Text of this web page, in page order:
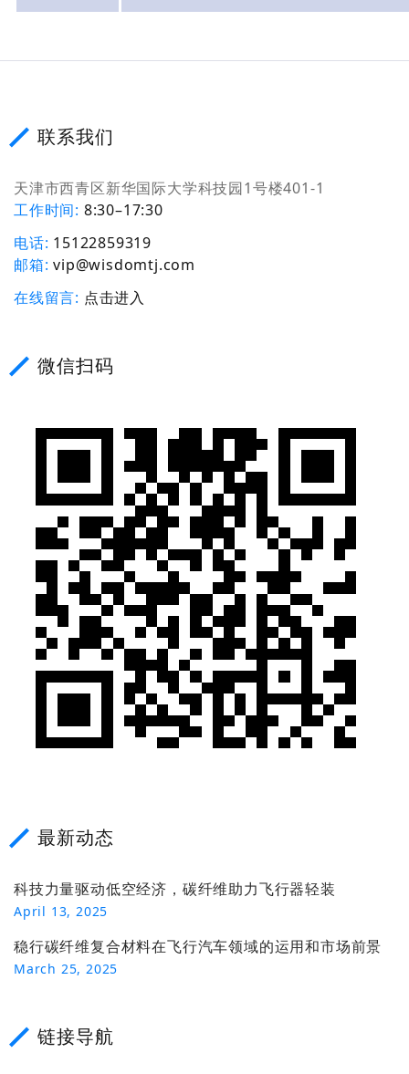
联系我们
天津市西青区新华国际大学科技园1号楼401-1
工作时间 8:30–17:30
电话 15122859319
邮箱 vip@wisdomtj.com
在线留言 点击进入
微信扫码
最新动态
科技力量驱动低空经济，碳纤维助力飞行器轻装
April 13, 2025
稳行碳纤维复合材料在飞行汽车领域的运用和市场前景
March 25, 2025
链接导航